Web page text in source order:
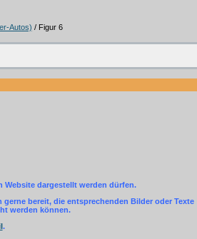
Autos) / Figur 6
Website dargestellt werden dürfen.
bereit, die entsprechenden Bilder oder Texte
werden können.
.